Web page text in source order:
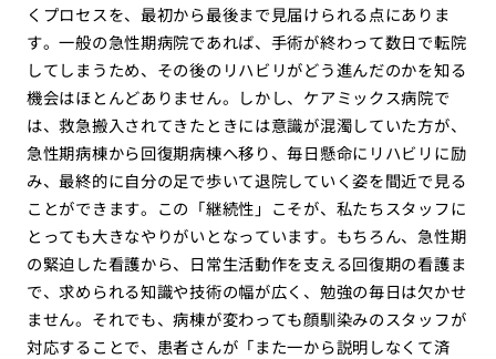
くプロセスを、最初から最後まで見届けられる点にありま
す。一般の急性期病院であれば、手術が終わって数日で転院
してしまうため、その後のリハビリがどう進んだのかを知る
機会はほとんどありません。しかし、ケアミックス病院で
は、救急搬入されてきたときには意識が混濁していた方が、
急性期病棟から回復期病棟へ移り、毎日懸命にリハビリに励
み、最終的に自分の足で歩いて退院していく姿を間近で見る
ことができます。この「継続性」こそが、私たちスタッフに
とっても大きなやりがいとなっています。もちろん、急性期
の緊迫した看護から、日常生活動作を支える回復期の看護ま
で、求められる知識や技術の幅が広く、勉強の毎日は欠かせ
ません。それでも、病棟が変わっても顔馴染みのスタッフが
対応することで、患者さんが「また一から説明しなくて済